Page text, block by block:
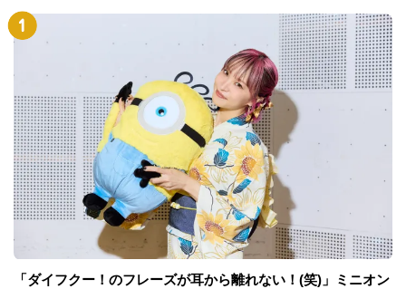
「ダイフクー！のフレーズが耳から離れない！(笑)」ミニオン